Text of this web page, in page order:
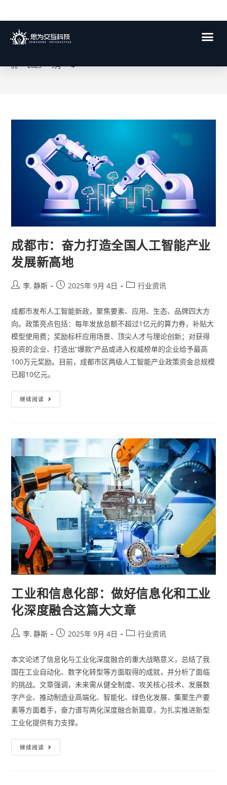
每日存档:2025年 9月 4日
> 2025 > 9月 > 4
成都市：奋力打造全国人工智能产业
发展新高地
李, 静斯 2025年 9月 4日 行业资讯
成都市发布人工智能新政，聚焦要素、应用、生态、品牌四大方
向。政策亮点包括：每年发放总额不超过1亿元的算力券，补贴大
模型使用费；奖励标杆应用场景、顶尖人才与理论创新；对获得
投资的企业、打造出“爆款”产品或进入权威榜单的企业给予最高
100万元奖励。目前，成都市区两级人工智能产业政策资金总规模
已超10亿元。
继续阅读
工业和信息化部：做好信息化和工业
化深度融合这篇大文章
李, 静斯 2025年 9月 4日 行业资讯
本文论述了信息化与工业化深度融合的重大战略意义，总结了我
国在工业自动化、数字化转型等方面取得的成就，并分析了面临
的挑战。文章强调，未来需从健全制度、攻关核心技术、发展数
字产业、推动制造业高端化、智能化、绿色化发展、集聚生产要
素等方面着手，奋力谱写两化深度融合新篇章，为扎实推进新型
工业化提供有力支撑。
继续阅读